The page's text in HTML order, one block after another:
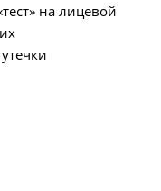
на лицевой